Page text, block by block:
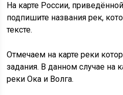
На карте России,
подпишите названия рек,
тексте.
Отмечаем на карте реки
задания. В данном случае на
реки Ока и Волга.